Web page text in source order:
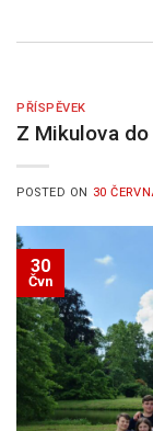
PŘÍSPĚVEK
Z Mikulova
POSTED ON 30
30
Čvn